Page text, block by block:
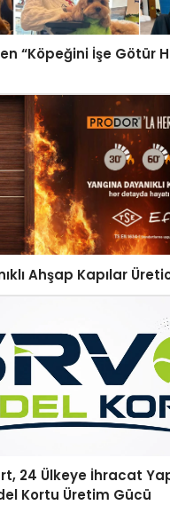
“Köpeğini İşe Götür
Ahşap Kapılar
24 Ülkeye İhracat
Kortu Üretim Gücü